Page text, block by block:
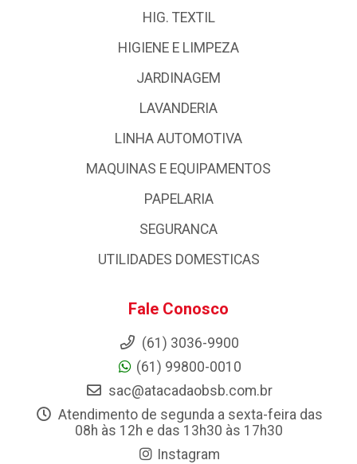
HIG. TEXTIL
HIGIENE E LIMPEZA
JARDINAGEM
LAVANDERIA
LINHA AUTOMOTIVA
MAQUINAS E EQUIPAMENTOS
PAPELARIA
SEGURANCA
UTILIDADES DOMESTICAS
Fale Conosco
(61) 3036-9900
(61) 99800-0010
sac@atacadaobsb.com.br
Atendimento de segunda a sexta-feira das
08h às 12h e das 13h30 às 17h30
Instagram